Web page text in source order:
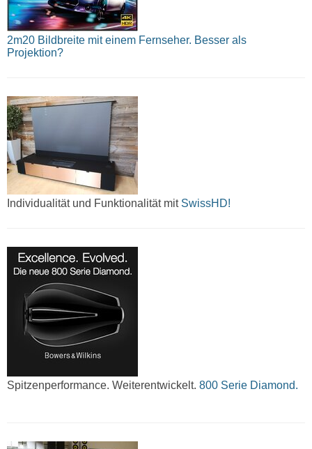
2m20 Bildbreite mit einem Fernseher. Besser als
Projektion?
Individualität und Funktionalität mitSwissHD!
Spitzenperformance. Weiterentwickelt. 800 Serie Diamond.